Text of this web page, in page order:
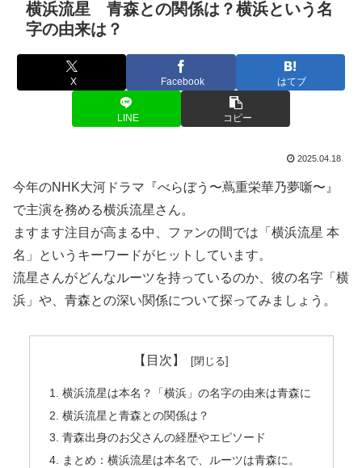
横浜流星 青森との関係は？横浜という名
字の由来は？
X Facebook はてブ
LINE コピー
2025.04.18
今年のNHK大河ドラマ『べらぼう〜蔦重栄華乃夢噺〜』
で主演を務める横浜流星さん。
ますます注目が高まる中、ファンの間では「横浜流星 本
名」というキーワードがヒットしています。
流星さんがどんなルーツを持っているのか、彼の名字「横
浜」や、青森との深い関係について探ってみましょう。
【目次】
横浜流星は本名？「横浜」の名字の由来は青森に
横浜流星と青森との関係は？
青森出身のお父さんの経歴やエピソード
まとめ：横浜流星は本名で、ルーツは青森に。